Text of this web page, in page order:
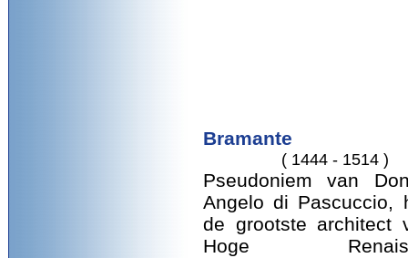
Bramante
( 1444 - 1514 )
Pseudoniem van
Angelo di Pascuccio,
de grootste architect
Hoge